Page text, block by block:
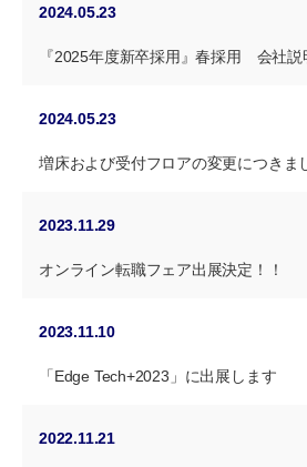
2024.05.23
『2025年度新卒採用』春採用 会社説
2024.05.23
増床および受付フロアの変更につきま
2023.11.29
オンライン転職フェア出展決定！！
2023.11.10
「Edge Tech+2023」に出展します
2022.11.21